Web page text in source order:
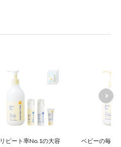
リピート率No.1の大容
ベビーの毎日